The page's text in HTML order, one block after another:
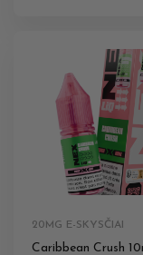
20MG E-SKYSČIAI
Caribbean Crush